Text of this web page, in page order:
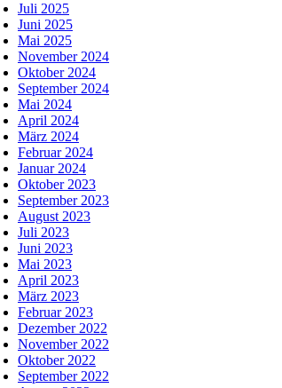
Juli 2025
Juni 2025
Mai 2025
November 2024
Oktober 2024
September 2024
Mai 2024
April 2024
März 2024
Februar 2024
Januar 2024
Oktober 2023
September 2023
August 2023
Juli 2023
Juni 2023
Mai 2023
April 2023
März 2023
Februar 2023
Dezember 2022
November 2022
Oktober 2022
September 2022